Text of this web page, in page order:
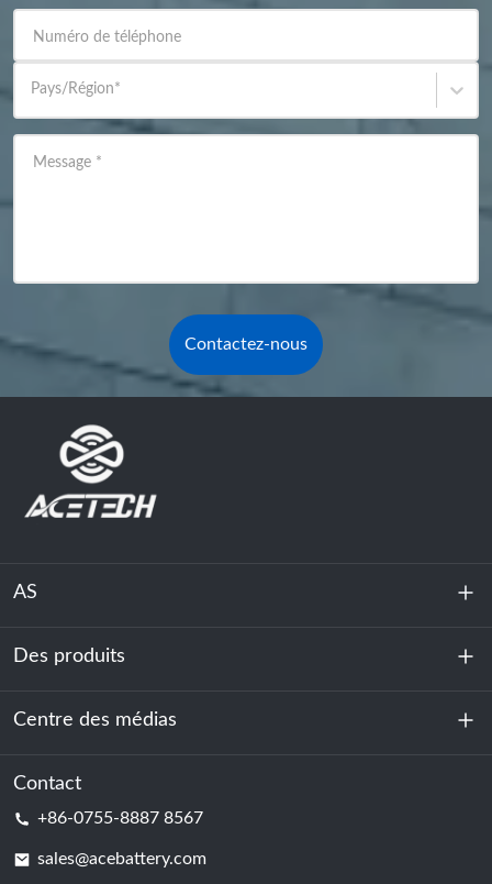
Numéro de téléphone
Pays/Région*
Message *
Contactez-nous
AS
À propos de nous
Durabilité
Des produits
Stockage d'énergie
Centre de données et salle des serveurs
Centre des médias
Nouvelles
Contact
+86-0755-8887 8567
sales@acebattery.com